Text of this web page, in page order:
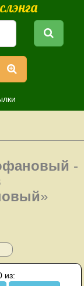
-
»
из: